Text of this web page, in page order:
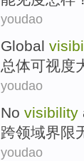
youdao
Global
总体可视度
youdao
No visibility
跨领域界限
youdao